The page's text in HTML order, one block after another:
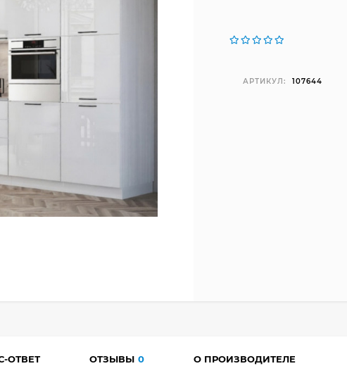
АРТИКУЛ: 107644
ОТВЕТ ОТЗЫВЫ 0 О ПРОИЗВОДИТЕЛЕ